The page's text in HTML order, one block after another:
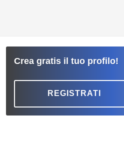
Crea gratis il tuo profilo!
REGISTRATI